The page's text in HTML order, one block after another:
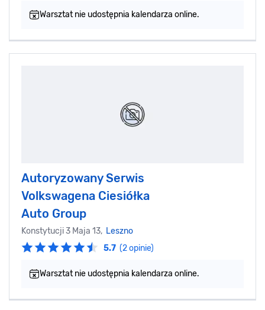
Warsztat nie udostępnia kalendarza online.
Autoryzowany Serwis
Volkswagena Ciesiółka
Auto Group
Konstytucji 3 Maja 13, Leszno
5.7 (2 opinie)
Warsztat nie udostępnia kalendarza online.